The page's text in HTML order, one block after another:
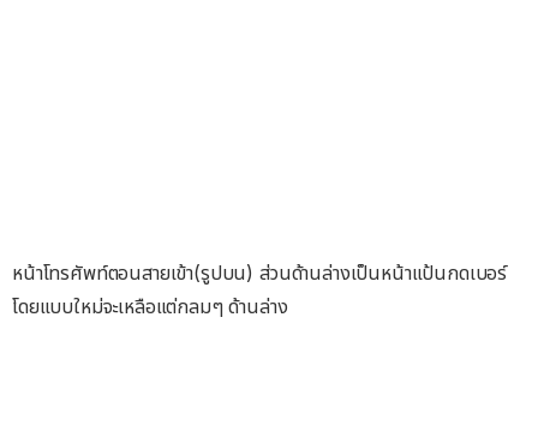
หน้าโทรศัพท์ตอนสายเข้า(รูปบน) ส่วนด้านล่างเป็นหน้าแป้นกดเบอร์
โดยแบบใหม่จะเหลือแต่กลมๆ ด้านล่าง